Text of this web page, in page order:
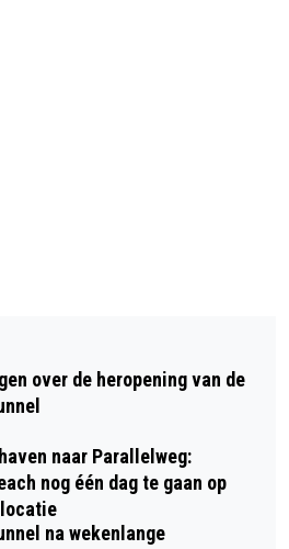
DOOR DE
ISOO
IN
NOORD
over de heropening van de
naar Parallelweg:
nog één dag te gaan op
na wekenlange